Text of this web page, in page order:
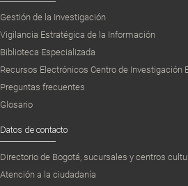
Gestión de la Investigación
Vigilancia Estratégica de la Información
Biblioteca Especializada
Recursos Electrónicos Centro de Investigación
Preguntas frecuentes
Glosario
Datos de contacto
Directorio de Bogotá, sucursales y centros
Atención a la ciudadanía